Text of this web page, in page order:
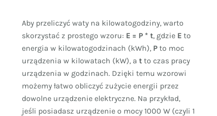
Aby przeliczyć waty na kilowatogodziny, warto
skorzystać z prostego wzoru: E = P * t, gdzie Eto
energia w kilowatogodzinach (kWh), Pto moc
urządzenia w kilowatach (kW), a tto czas pracy
urządzenia w godzinach. Dzięki temu wzorowi
możemy łatwo obliczyć zużycie energii przez
dowolne urządzenie elektryczne. Na przykład,
jeśli posiadasz urządzenie o mocy 1000 W (czyli 1